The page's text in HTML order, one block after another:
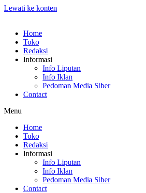
Lewati ke konten
Home
Toko
Redaksi
Informasi
Info Liputan
Info Iklan
Pedoman Media Siber
Contact
Menu
Home
Toko
Redaksi
Informasi
Info Liputan
Info Iklan
Pedoman Media Siber
Contact